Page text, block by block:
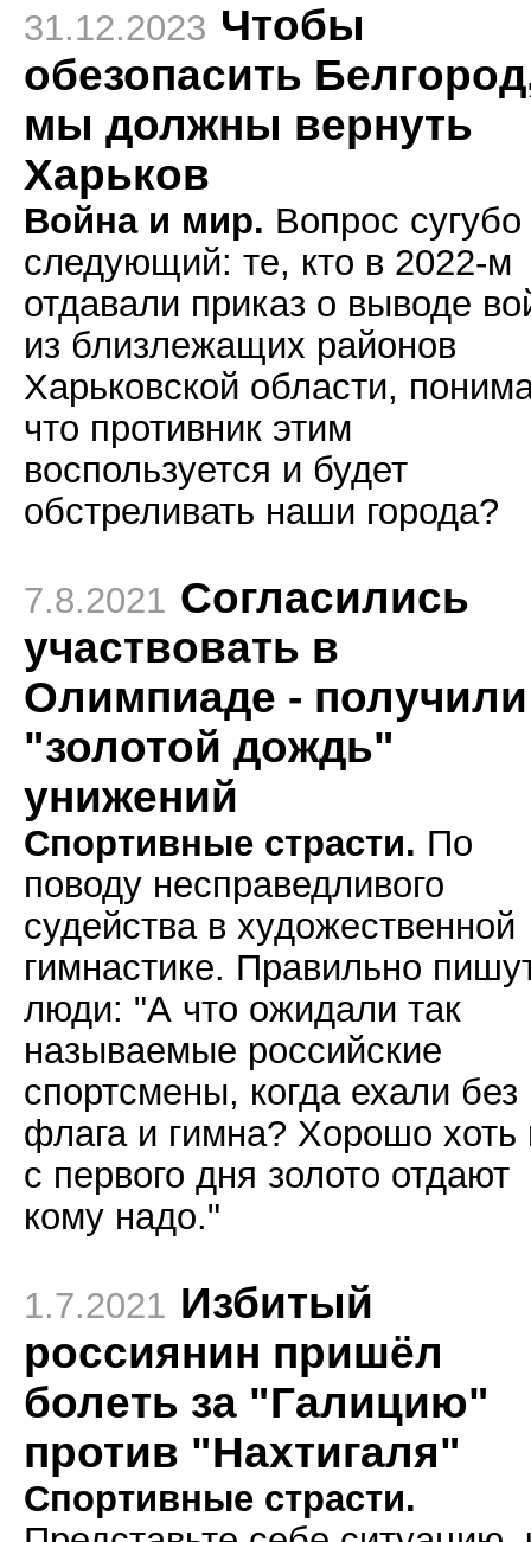
31.12.2023 Чтобы
обезопасить
мы должны вернуть
Харьков
Война и мир. Вопрос сугубо
следующий: те, кто в 2022-м
отдавали приказ о выводе
из близлежащих районов
Харьковской области,
что противник этим
воспользуется и будет
обстреливать наши города?
7.8.2021 Согласились
участвовать в
Олимпиаде - получили
"золотой дождь"
унижений
Спортивные страсти. По
поводу несправедливого
судейства в художественной
гимнастике. Правильно
люди: "А что ожидали так
называемые российские
спортсмены, когда ехали без
флага и гимна? Хорошо хоть
с первого дня золото отдают
кому надо."
1.7.2021 Избитый
россиянин пришёл
болеть за "Галицию"
против "Нахтигаля"
Спортивные страсти.